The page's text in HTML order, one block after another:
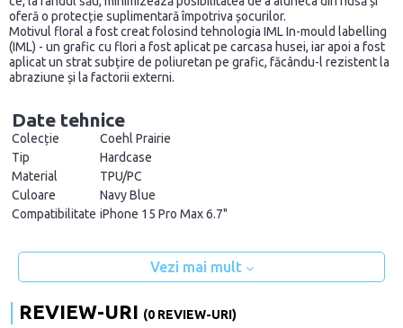
oferă o protecție suplimentară împotriva șocurilor.
Motivul floral a fost creat folosind tehnologia IML In-mould labelling
(IML) - un grafic cu flori a fost aplicat pe carcasa husei, iar apoi a fost
aplicat un strat subțire de poliuretan pe grafic, făcându-l rezistent la
abraziune și la factorii externi.
Date tehnice
Colecție
Coehl Prairie
Tip
Hardcase
Material
TPU/PC
Culoare
Navy Blue
Compatibilitate iPhone 15 Pro Max 6.7"
Vezi mai mult
REVIEW-URI (0 REVIEW-URI)